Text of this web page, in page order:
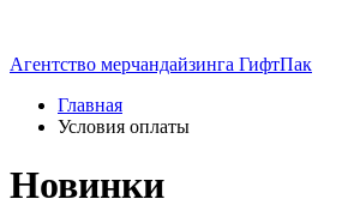
Агентство мерчандайзинга ГифтПак
Главная
Условия оплаты
Новинки